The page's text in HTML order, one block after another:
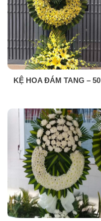
KỆ HOA ĐÁM TANG – 50